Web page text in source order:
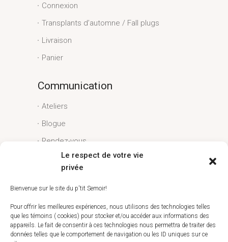
Le respect de votre vie
privée
Bienvenue sur le site du p'tit Semoir!
Pour offrir les meilleures expériences, nous utilisons des technologies telles
que les témoins ( cookies) pour stocker et/ou accéder aux informations des
appareils. Le fait de consentir à ces technologies nous permettra de traiter des
données telles que le comportement de navigation ou les ID uniques sur ce
Connexion
Transplants d’automne / Fall plugs
Livraison
Panier
Communication
Ateliers
Blogue
Rendez-vous
Conditions générales
Liens utiles
Espace client
Conditions générales